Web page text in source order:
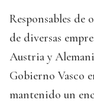
Responsables de
de diversas
Austria y
Gobierno Vasco
mantenido un